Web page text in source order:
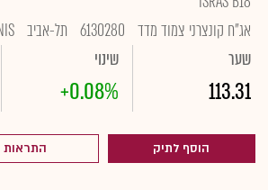
אג"ח קונצרני צמוד מדד 6130280 תל-אביב
שער
113.31
שינוי
+0.08%
הוסף לתיק התראות